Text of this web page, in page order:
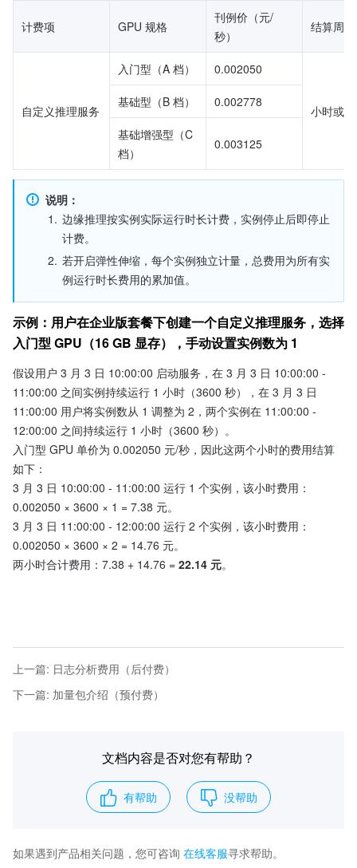
计费项 GPU 规格
刊例价（元/
秒）
结算周期
自定义推理服务
入门型（A 档） 0.002050
小时或月
基础型（B 档） 0.002778
基础增强型（C
档）
0.003125
说明：
1. 边缘推理按实例实际运行时长计费，实例停止后即停止
计费。
2. 若开启弹性伸缩，每个实例独立计量，总费用为所有实
例运行时长费用的累加值。
示例：用户在企业版套餐下创建一个自定义推理服务，选择
入门型 GPU（16 GB 显存），手动设置实例数为 1
假设用户 3 月 3 日 10:00:00 启动服务，在 3 月 3 日 10:00:00 -
11:00:00 之间实例持续运行 1 小时（3600 秒），在 3 月 3 日
11:00:00 用户将实例数从 1 调整为 2，两个实例在 11:00:00 -
12:00:00 之间持续运行 1 小时（3600 秒）。
入门型 GPU 单价为 0.002050 元/秒，因此这两个小时的费用结算
如下：
3 月 3 日 10:00:00 - 11:00:00 运行 1 个实例，该小时费用：
0.002050 × 3600 × 1 = 7.38 元。
3 月 3 日 11:00:00 - 12:00:00 运行 2 个实例，该小时费用：
0.002050 × 3600 × 2 = 14.76 元。
两小时合计费用：7.38 + 14.76 = 22.14 元。
上一篇: 日志分析费用（后付费）
下一篇: 加量包介绍（预付费）
文档内容是否对您有帮助？
有帮助 没帮助
如果遇到产品相关问题，您可咨询 在线客服寻求帮助。